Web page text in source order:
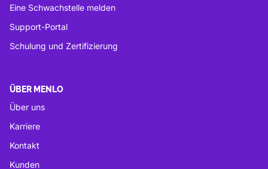
Eine Schwachstelle melden
Support-Portal
Schulung und Zertifizierung
ÜBER MENLO
Über uns
Karriere
Kontakt
Kunden